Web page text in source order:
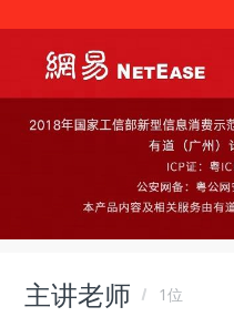
主讲老师 1位